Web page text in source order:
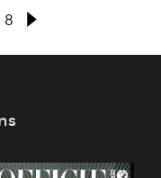
trend that millions
8